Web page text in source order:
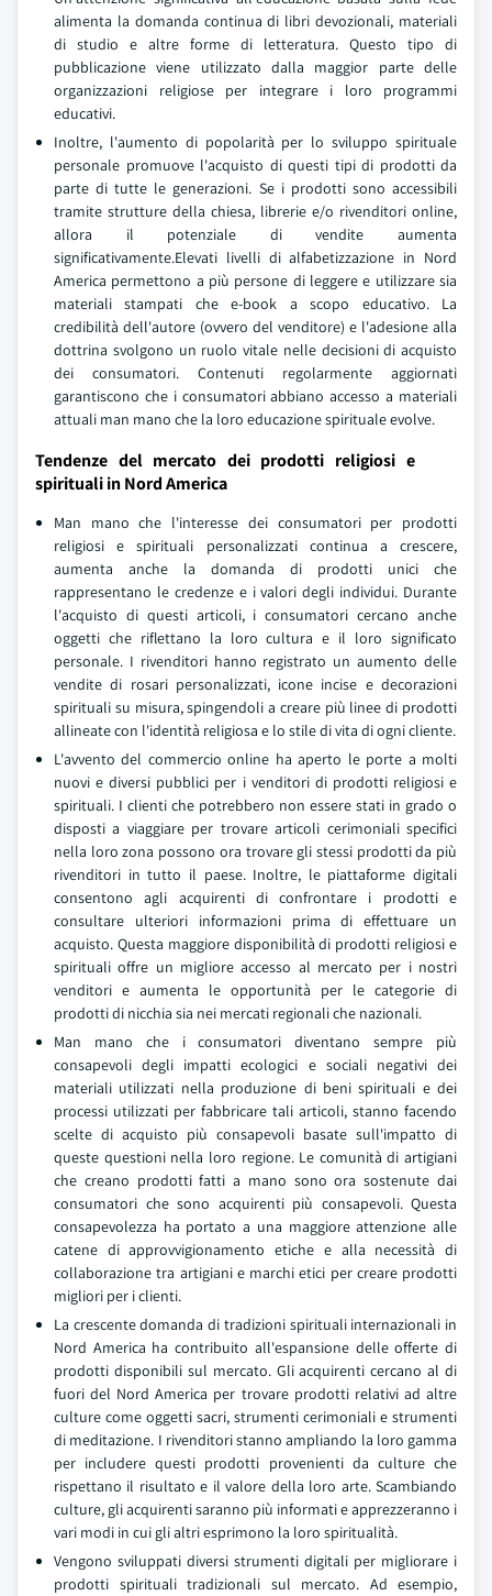
alimenta la domanda continua di libri devozionali, materiali
di studio e altre forme di letteratura. Questo tipo di
pubblicazione viene utilizzato dalla maggior parte delle
organizzazioni religiose per integrare i loro programmi
educativi.
Inoltre, l'aumento di popolarità per lo sviluppo spirituale
personale promuove l'acquisto di questi tipi di prodotti da
parte di tutte le generazioni. Se i prodotti sono accessibili
tramite strutture della chiesa, librerie e/o rivenditori online,
allora il potenziale di vendite aumenta
significativamente.Elevati livelli di alfabetizzazione in Nord
America permettono a più persone di leggere e utilizzare sia
materiali stampati che e-book a scopo educativo. La
credibilità dell'autore (ovvero del venditore) e l'adesione alla
dottrina svolgono un ruolo vitale nelle decisioni di acquisto
dei consumatori. Contenuti regolarmente aggiornati
garantiscono che i consumatori abbiano accesso a materiali
attuali man mano che la loro educazione spirituale evolve.
Tendenze del mercato dei prodotti religiosi e
spirituali in Nord America
Man mano che l'interesse dei consumatori per prodotti
religiosi e spirituali personalizzati continua a crescere,
aumenta anche la domanda di prodotti unici che
rappresentano le credenze e i valori degli individui. Durante
l'acquisto di questi articoli, i consumatori cercano anche
oggetti che riflettano la loro cultura e il loro significato
personale. I rivenditori hanno registrato un aumento delle
vendite di rosari personalizzati, icone incise e decorazioni
spirituali su misura, spingendoli a creare più linee di prodotti
allineate con l'identità religiosa e lo stile di vita di ogni cliente.
L'avvento del commercio online ha aperto le porte a molti
nuovi e diversi pubblici per i venditori di prodotti religiosi e
spirituali. I clienti che potrebbero non essere stati in grado o
disposti a viaggiare per trovare articoli cerimoniali specifici
nella loro zona possono ora trovare gli stessi prodotti da più
rivenditori in tutto il paese. Inoltre, le piattaforme digitali
consentono agli acquirenti di confrontare i prodotti e
consultare ulteriori informazioni prima di effettuare un
acquisto. Questa maggiore disponibilità di prodotti religiosi e
spirituali offre un migliore accesso al mercato per i nostri
venditori e aumenta le opportunità per le categorie di
prodotti di nicchia sia nei mercati regionali che nazionali.
Man mano che i consumatori diventano sempre più
consapevoli degli impatti ecologici e sociali negativi dei
materiali utilizzati nella produzione di beni spirituali e dei
processi utilizzati per fabbricare tali articoli, stanno facendo
scelte di acquisto più consapevoli basate sull'impatto di
queste questioni nella loro regione. Le comunità di artigiani
che creano prodotti fatti a mano sono ora sostenute dai
consumatori che sono acquirenti più consapevoli. Questa
consapevolezza ha portato a una maggiore attenzione alle
catene di approvvigionamento etiche e alla necessità di
collaborazione tra artigiani e marchi etici per creare prodotti
migliori per i clienti.
La crescente domanda di tradizioni spirituali internazionali in
Nord America ha contribuito all'espansione delle offerte di
prodotti disponibili sul mercato. Gli acquirenti cercano al di
fuori del Nord America per trovare prodotti relativi ad altre
culture come oggetti sacri, strumenti cerimoniali e strumenti
di meditazione. I rivenditori stanno ampliando la loro gamma
per includere questi prodotti provenienti da culture che
rispettano il risultato e il valore della loro arte. Scambiando
culture, gli acquirenti saranno più informati e apprezzeranno i
vari modi in cui gli altri esprimono la loro spiritualità.
Vengono sviluppati diversi strumenti digitali per migliorare i
prodotti spirituali tradizionali sul mercato. Ad esempio,